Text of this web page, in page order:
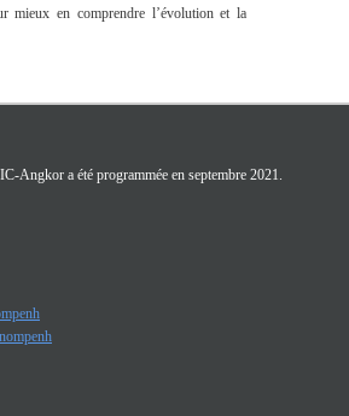
mieux en comprendre l’évolution et la
Angkor a été programmée en septembre 2021.